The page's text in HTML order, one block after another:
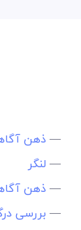
—ذهن
— لنگر
—ذهن
— بررسی